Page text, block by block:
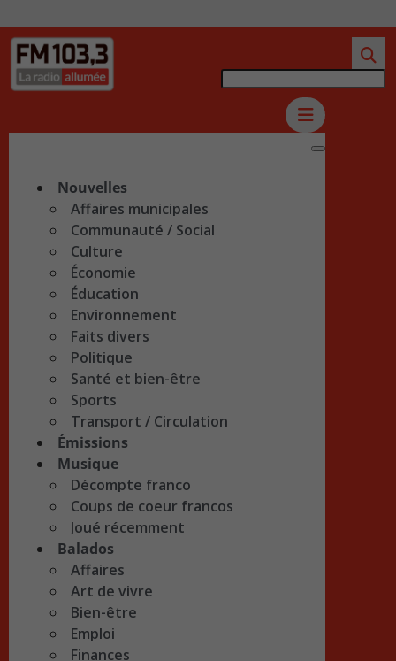
Nouvelles
Affaires municipales
Communauté / Social
Culture
Économie
Éducation
Environnement
Faits divers
Politique
Santé et bien-être
Sports
Transport / Circulation
Émissions
Musique
Décompte franco
Coups de coeur francos
Joué récemment
Balados
Affaires
Art de vivre
Bien-être
Emploi
Finances